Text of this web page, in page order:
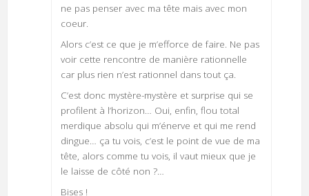
ne pas penser avec ma tête mais avec mon
coeur.
Alors c’est ce que je m’efforce de faire. Ne pas
voir cette rencontre de manière rationnelle
car plus rien n’est rationnel dans tout ça.
C’est donc mystère-mystère et surprise qui se
profilent à l’horizon… Oui, enfin, flou total
merdique absolu qui m’énerve et qui me rend
dingue… ça tu vois, c’est le point de vue de ma
tête, alors comme tu vois, il vaut mieux que je
le laisse de côté non ?…
Bises !